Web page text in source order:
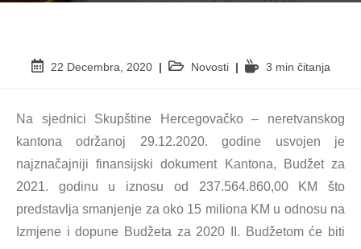
22 Decembra, 2020 Novosti 3 min čitanja
Na sjednici Skupštine Hercegovačko – neretvanskog
kantona održanoj 29.12.2020. godine usvojen je
najznačajniji finansijski dokument Kantona, Budžet za
2021. godinu u iznosu od 237.564.860,00 KM što
predstavlja smanjenje za oko 15 miliona KM u odnosu na
Izmjene i dopune Budžeta za 2020 II. Budžetom će biti